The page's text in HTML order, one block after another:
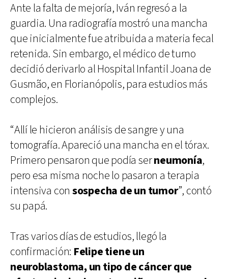
Ante la falta de mejoría, Iván regresó a la
guardia. Una radiografía mostró una mancha
que inicialmente fue atribuida a materia fecal
retenida. Sin embargo, el médico de turno
decidió derivarlo al Hospital Infantil Joana de
Gusmão, en Florianópolis, para estudios más
complejos.
“Allí le hicieron análisis de sangre y una
tomografía. Apareció una mancha en el tórax.
Primero pensaron que podía serneumonía,
pero esa misma noche lo pasaron a terapia
intensiva con sospecha de un tumor”, contó
su papá.
Tras varios días de estudios, llegó la
confirmación: Felipe tiene un
neuroblastoma, un tipo de cáncer que